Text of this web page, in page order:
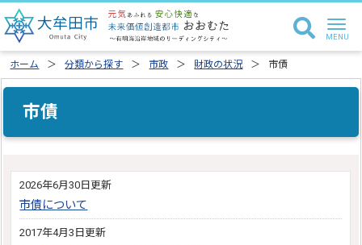
ホーム 分類から探す 市政 財政の状況 市債
市債
2026年6月30日更新
市債について
2017年4月3日更新